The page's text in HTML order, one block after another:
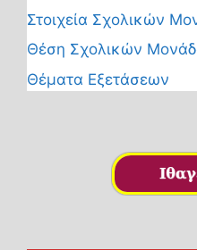
Στοιχεία Σχολικών
Θέση Σχολικών
Θέματα Εξετάσεων